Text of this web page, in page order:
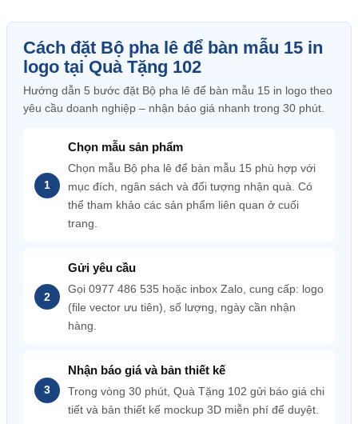
Cách đặt Bộ pha lê để bàn mẫu 15 in
logo tại Quà Tặng 102
Hướng dẫn 5 bước đặt Bộ pha lê để bàn mẫu 15 in logo theo
yêu cầu doanh nghiệp – nhận báo giá nhanh trong 30 phút.
Chọn mẫu sản phẩm
Chọn mẫu Bộ pha lê để bàn mẫu 15 phù hợp với
mục đích, ngân sách và đối tượng nhận quà. Có
thể tham khảo các sản phẩm liên quan ở cuối
trang.
Gửi yêu cầu
Gọi 0977 486 535 hoặc inbox Zalo, cung cấp: logo
(file vector ưu tiên), số lượng, ngày cần nhận
hàng.
Nhận báo giá và bản thiết kế
Trong vòng 30 phút, Quà Tặng 102 gửi báo giá chi
tiết và bản thiết kế mockup 3D miễn phí để duyệt.